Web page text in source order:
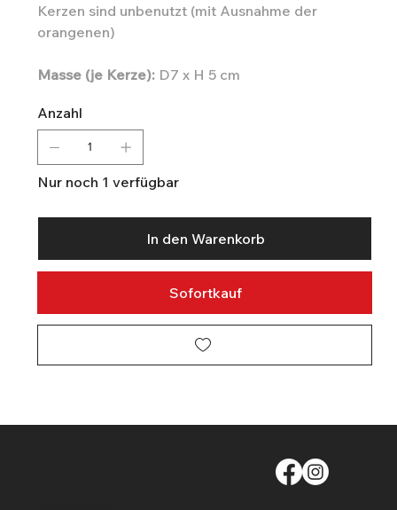
Kerzen sind unbenutzt (mit Ausnahme der
orangenen)
Masse (je Kerze):D7 x H 5 cm
Anzahl
Nur noch 1 verfügbar
In den Warenkorb
Sofortkauf